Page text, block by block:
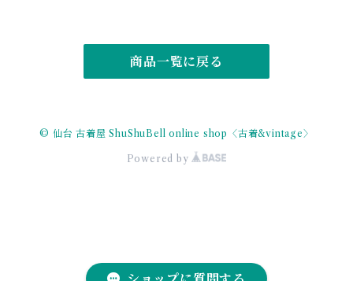
商品一覧に戻る
© 仙台 古着屋 ShuShuBell online shop〈古着&vintage〉
Powered by